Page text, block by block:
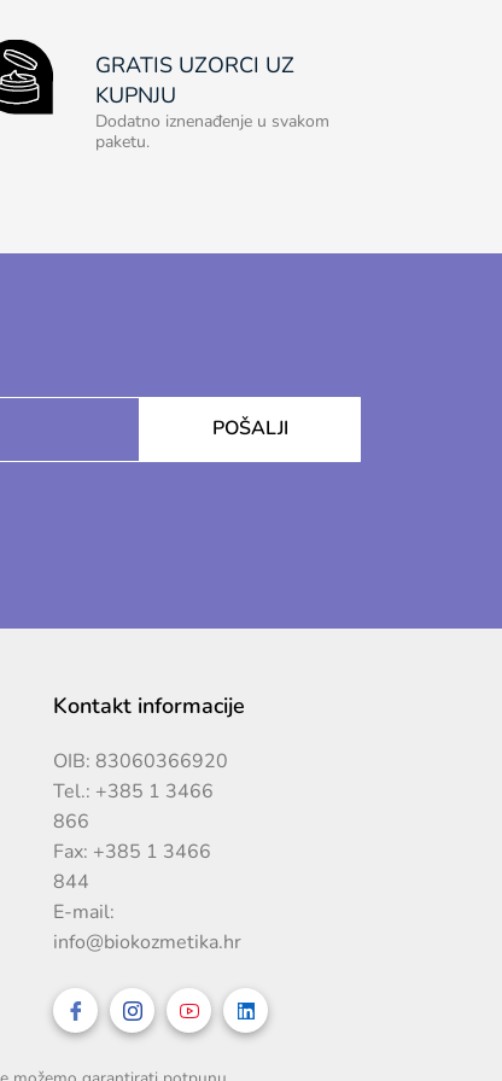
GRATIS UZORCI UZ
KUPNJU
Dodatno iznenađenje u svakom
paketu.
POŠALJI
Kontakt informacije
OIB: 83060366920
Tel.: +385 1 3466
866
Fax: +385 1 3466
844
E-mail:
info@biokozmetika.hr